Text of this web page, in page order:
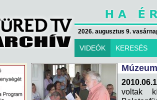
2026. augusztus 9.
VIDEÓK KERESÉS
voltak